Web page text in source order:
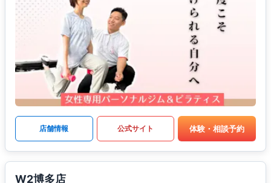
店舗情報 公式サイト 体験・相談予約
W2博多店